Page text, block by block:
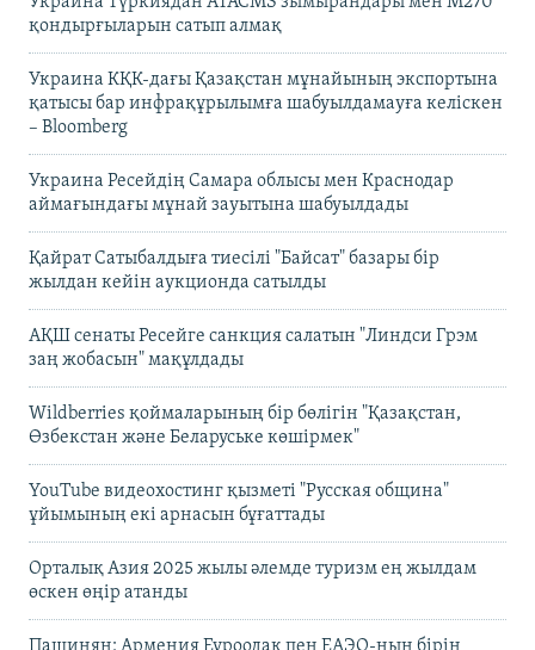
қондырғыларын сатып алмақ
Украина КҚК-дағы Қазақстан мұнайының экспортына
қатысы бар инфрақұрылымға шабуылдамауға келіскен
– Bloomberg
Украина Ресейдің Самара облысы мен Краснодар
аймағындағы мұнай зауытына шабуылдады
Қайрат Сатыбалдыға тиесілі "Байсат" базары бір
жылдан кейін аукционда сатылды
АҚШ сенаты Ресейге санкция салатын "Линдси Грэм
заң жобасын" мақұлдады
Wildberries қоймаларының бір бөлігін "Қазақстан,
Өзбекстан және Беларуське көшірмек"
YouTube видеохостинг қызметі "Русская община"
ұйымының екі арнасын бұғаттады
Орталық Азия 2025 жылы әлемде туризм ең жылдам
өскен өңір атанды